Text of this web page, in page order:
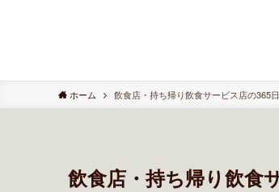
ホーム 飲食店・持ち帰り飲食サービス店の365
飲食店・持ち帰り飲食